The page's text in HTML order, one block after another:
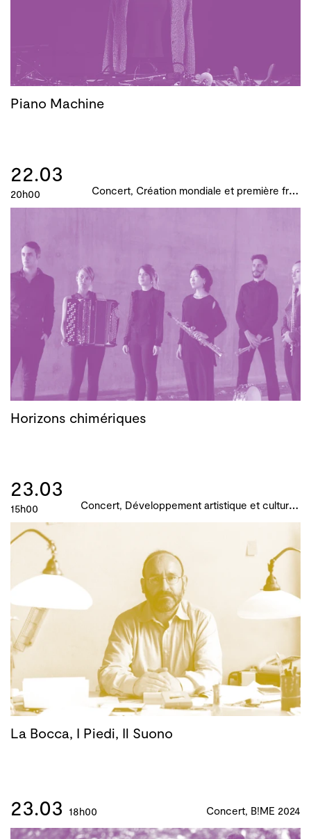
Piano Machine
22.03
20h00 C
oncert, Création mondiale et première française, B!ME 2024
Horizons chimériques
23.03
15h00 C
oncert, Développement artistique et culturel des territoires, Actions culturelles, B!ME 2024
La Bocca, I Piedi, Il Suono
23.03 18h00 Concert, B!ME 2024